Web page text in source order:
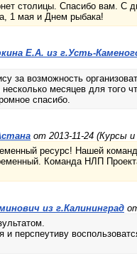
столицы. Спасибо вам. С
1 мая и Днем рыбака!
Е.А. из г.Усть-
за возможность
месяцев для того
спасибо.
от 2013-11-24 (Курсы
ресурс! Нашей
Команда НЛП
из г.Калининград
и перспеутиву